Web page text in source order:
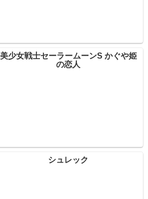
美少女戦士セーラームーンS かぐや姫
の恋人
シュレック